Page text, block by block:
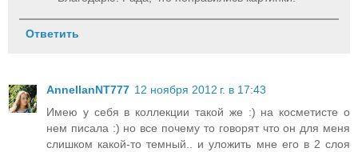
Ответить
AnnellanNT777 12 ноября 2012 г. в 17:43
Имею у себя в коллекции такой же :) на косметисте о
нем писала :) но все почему то говорят что он для меня
слишком какой-то темный.. и уложить мне его в 2 слоя